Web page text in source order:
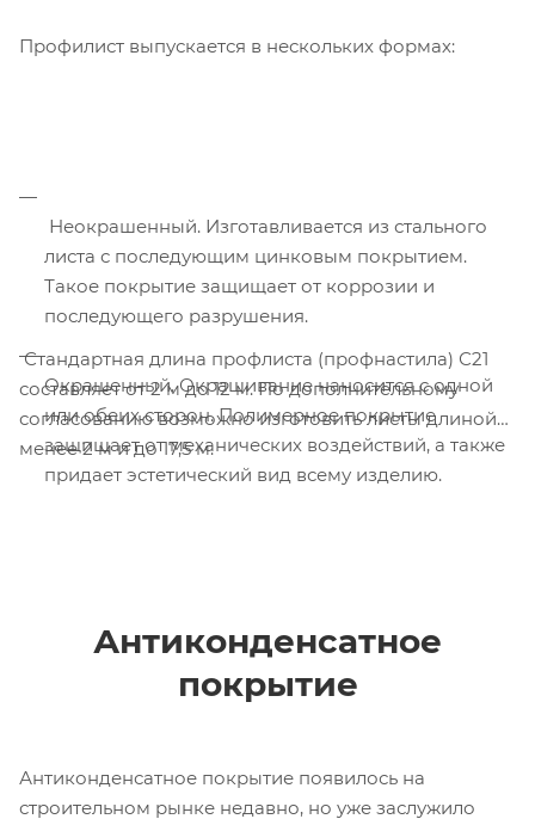
Профилист выпускается в нескольких формах:
Неокрашенный. Изготавливается из стального
листа с последующим цинковым покрытием.
Такое покрытие защищает от коррозии и
последующего разрушения.
Окрашенный. Окрашивание наносится с одной
или обеих сторон. Полимерное покрытие
защищает от механических воздействий, а также
придает эстетический вид всему изделию.
Стандартная длина профлиста (профнастила) С21
составляет от 2 м до 12 м. По дополнительному
согласованию возможно изготовить листы длиной
менее 2 м и до 17,5 м.
Антиконденсатное
покрытие
Антиконденсатное покрытие появилось на
строительном рынке недавно, но уже заслужило